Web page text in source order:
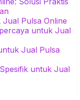
Pulsa Online
untuk Jual
Jual Pulsa
untuk Jual